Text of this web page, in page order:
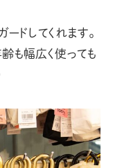
ドしてくれます。
も幅広く使っても